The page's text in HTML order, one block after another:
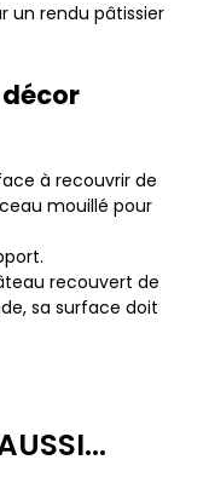
un rendu pâtissier
à recouvrir de
mouillé pour
recouvert de
sa surface doit